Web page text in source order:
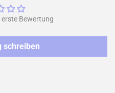
erste Bewertung
schreiben